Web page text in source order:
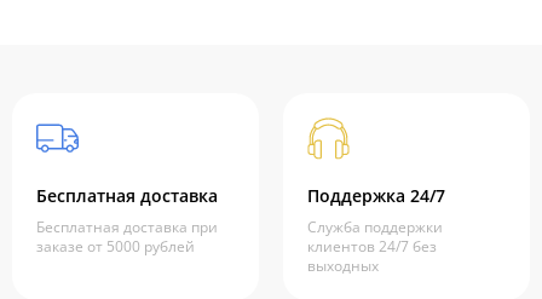
Бесплатная доставка
Бесплатная доставка при
заказе от 5000 рублей
Поддержка 24/7
Служба поддержки
клиентов 24/7 без
выходных